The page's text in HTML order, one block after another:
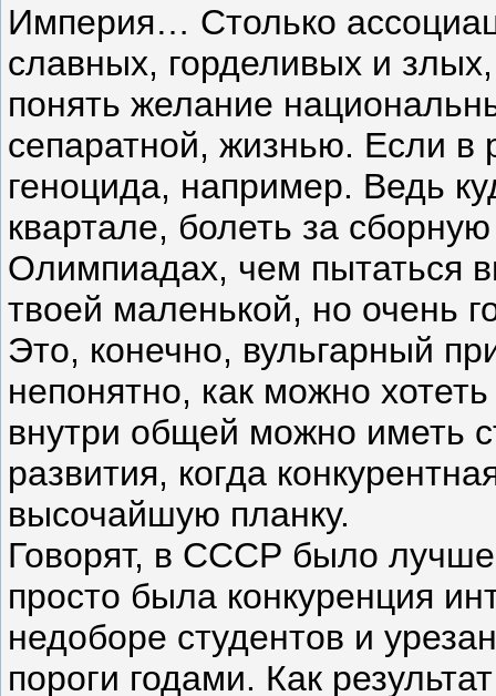
Империя… Столько
славных, горделивых и
понять желание
сепаратной, жизнью. Если в
геноцида, например. Ведь
квартале, болеть за
Олимпиадах, чем пытаться
твоей маленькой, но очень
Это, конечно, вульгарный
непонятно, как можно
внутри общей можно иметь
развития, когда
высочайшую планку.
Говорят, в СССР было
просто была конкуренция
недоборе студентов и
пороги годами. Как